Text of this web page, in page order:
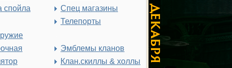
спойла
Спец магазины
Телепорты
Эмблемы кланов
Клан.скиллы & холлы